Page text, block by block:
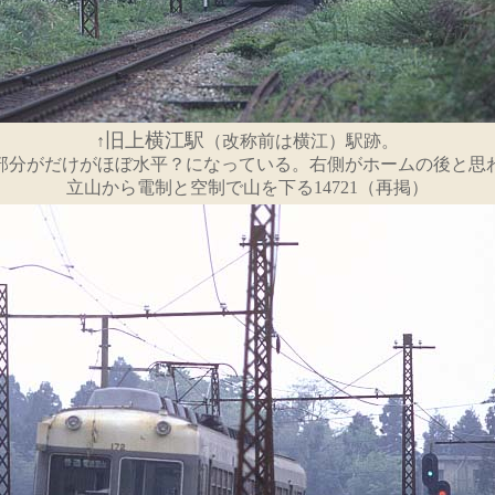
↑ 旧上横江駅 （改称前は横江）駅跡。
がだけがほぼ水平？になっている。右側がホームの後と思
立山から電制と空制で山を下る14721（再掲）